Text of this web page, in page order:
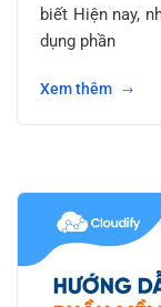
biết Hiện nay,
dụng phần
Xem thêm